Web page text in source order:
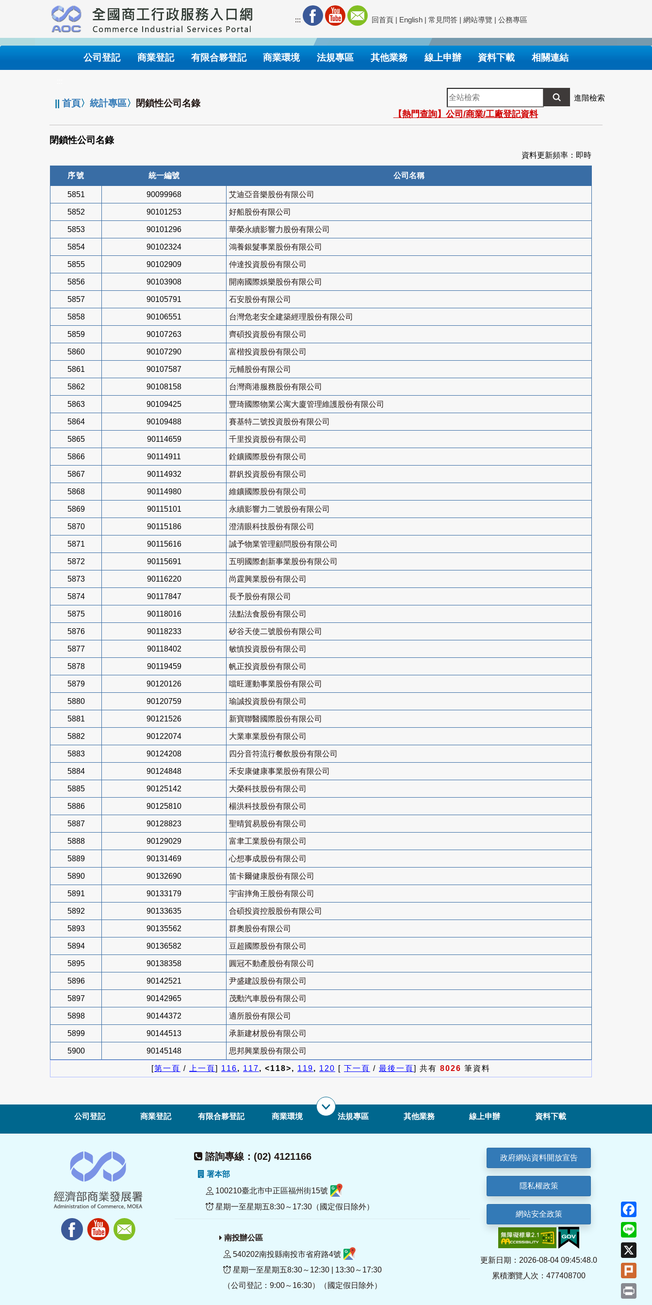
要
內
::: 回首頁 | English | 常見問答 | 網站導覽 | 公務專區
公司登記 商業登記 有限合夥登記 商業環境 法規專區 其他業務 線上申辦 資料下載 相關連結
||首頁〉統計專區〉 閉鎖性公司名錄
全
站
檢
索
進階檢索
【熱門查詢】公司/商業/工廠登記資料
閉鎖性公司名錄
資料更新頻率：即時
序號 統一編號 公司名稱
5851 90099968 艾迪亞音樂股份有限公司
5852 90101253 好船股份有限公司
5853 90101296 華榮永續影響力股份有限公司
5854 90102324 鴻養銀髮事業股份有限公司
5855 90102909 仲達投資股份有限公司
5856 90103908 開南國際娛樂股份有限公司
5857 90105791 石安股份有限公司
5858 90106551 台灣危老安全建築經理股份有限公司
5859 90107263 齊碩投資股份有限公司
5860 90107290 富楷投資股份有限公司
5861 90107587 元輔股份有限公司
5862 90108158 台灣商港服務股份有限公司
5863 90109425 豐琦國際物業公寓大廈管理維護股份有限公司
5864 90109488 賽基特二號投資股份有限公司
5865 90114659 千里投資股份有限公司
5866 90114911 銓鑛國際股份有限公司
5867 90114932 群釩投資股份有限公司
5868 90114980 維鑛國際股份有限公司
5869 90115101 永續影響力二號股份有限公司
5870 90115186 澄清眼科技股份有限公司
5871 90115616 誠予物業管理顧問股份有限公司
5872 90115691 五明國際創新事業股份有限公司
5873 90116220 尚霆興業股份有限公司
5874 90117847 長予股份有限公司
5875 90118016 法點法食股份有限公司
5876 90118233 矽谷天使二號股份有限公司
5877 90118402 敏慎投資股份有限公司
5878 90119459 帆正投資股份有限公司
5879 90120126 噹旺運動事業股份有限公司
5880 90120759 瑜誠投資股份有限公司
5881 90121526 新寶聯醫國際股份有限公司
5882 90122074 大業車業股份有限公司
5883 90124208 四分音符流行餐飲股份有限公司
5884 90124848 禾安康健康事業股份有限公司
5885 90125142 大榮科技股份有限公司
5886 90125810 楊洪科技股份有限公司
5887 90128823 聖晴貿易股份有限公司
5888 90129029 富聿工業股份有限公司
5889 90131469 心想事成股份有限公司
5890 90132690 笛卡爾健康股份有限公司
5891 90133179 宇宙摔角王股份有限公司
5892 90133635 合碩投資控股股份有限公司
5893 90135562 群奧股份有限公司
5894 90136582 豆超國際股份有限公司
5895 90138358 圓冠不動產股份有限公司
5896 90142521 尹盛建設股份有限公司
5897 90142965 茂勳汽車股份有限公司
5898 90144372 適所股份有限公司
5899 90144513 承新建材股份有限公司
5900 90145148 思邦興業股份有限公司
[第一頁 / 上一頁] 116, 117, <118>, 119, 120 [ 下一頁 / 最後一頁] 共有 8026 筆資料
公司登記 商業登記 有限合夥登記 商業環境 法規專區 其他業務 線上申辦 資料下載
諮詢專線：(02) 4121166
署本部
100210臺北市中正區福州街15號
星期一至星期五8:30～17:30（國定假日除外）
南投辦公區
540202南投縣南投市省府路4號
星期一至星期五8:30～12:30 | 13:30～17:30
（公司登記：9:00～16:30）（國定假日除外）
政府網站資料開放宣告
隱私權政策
網站安全政策
更新日期：2026-08-04 09:45:48.0
累積瀏覽人次：477408700